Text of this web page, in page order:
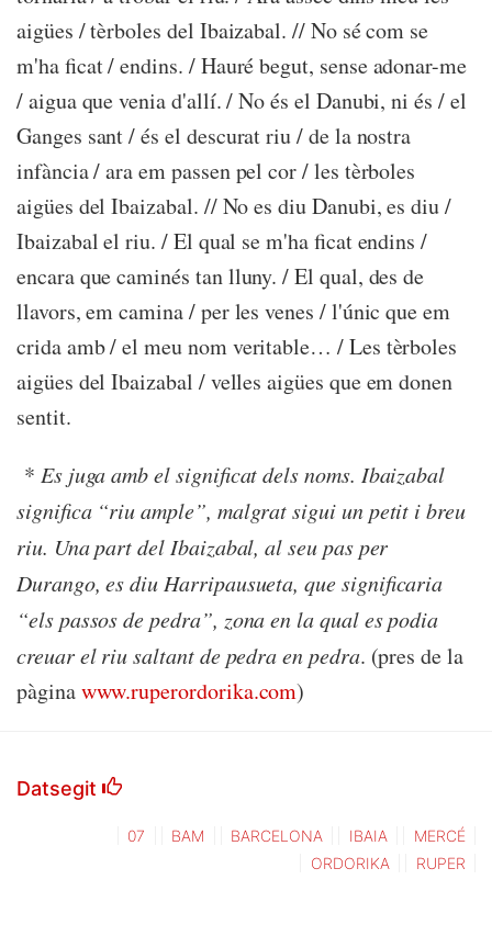
aigües / tèrboles del Ibaizabal. // No sé com se
m'ha ficat / endins. / Hauré begut, sense adonar-me
/ aigua que venia d'allí. / No és el Danubi, ni és / el
Ganges sant / és el descurat riu / de la nostra
infància / ara em passen pel cor / les tèrboles
aigües del Ibaizabal. // No es diu Danubi, es diu /
Ibaizabal el riu. / El qual se m'ha ficat endins /
encara que caminés tan lluny. / El qual, des de
llavors, em camina / per les venes / l'únic que em
crida amb / el meu nom veritable… / Les tèrboles
aigües del Ibaizabal / velles aigües que em donen
sentit.
* Es juga amb el significat dels noms. Ibaizabal
significa “riu ample”, malgrat sigui un petit i breu
riu. Una part del Ibaizabal, al seu pas per
Durango, es diu Harripausueta, que significaria
“els passos de pedra”, zona en la qual es podia
creuar el riu saltant de pedra en pedra. (pres de la
pàginawww.ruperordorika.com)
Datsegit
07 BAM BARCELONA IBAIA
MERCÉ
ORDORIKA
RUPER